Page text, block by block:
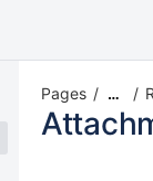
Pages …